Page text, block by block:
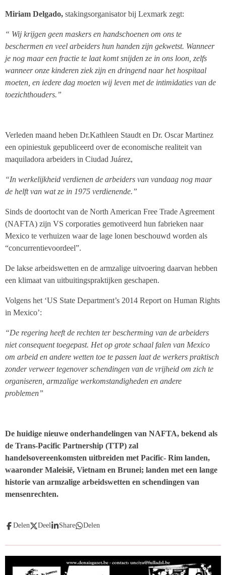
Miriam Delgado, stakingsorganisator bij Lexmark zegt:
“ Wij krijgen geen maskers en handschoenen om ons te
beschermen en veel arbeiders hun handen zijn gekwetst. Wanneer
je nog maar een fractie te laat komt snijden ze in ons loon, zelfs
wanneer onze kinderen ziek zijn en dringend naar het hospitaal
moeten, en iedere dag moeten wij leven met de intimidaties van de
toezichthouders.”
Verleden maand heben Dr.Kathleen Staudt en Dr. Oscar Martinez
een opiniestuk gepubliceerd over de economische realiteit van
maquiladora arbeiders in Ciudad Juárez,
“In werkelijkheid verdienen de arbeiders van vandaag nog maar
de helft van wat ze in 1975 verdienende.”
Sinds de doortocht van de North American Free Trade Agreement
(NAFTA) zijn VS corporaties gemotiveerd hun fabrieken naar
Mexico te verhuizen waar de lage lonen beschouwd worden als
“concurrentievoordeel”.
De lakse arbeidswetten en de armzalige uitvoering daarvan hebben
een klimaat van uitbuitingspraktijken geschapen.
Volgens het ‘US State Department’s 2014 Report on Human Rights
in Mexico’:
“De regering heeft de rechten ter bescherming van de arbeiders
niet consequent toegepast. Het op grote schaal falen van Mexico
om arbeid en andere wetten toe te passen laat de werkers praktisch
zonder verweer tegenover schendingen van de vrijheid om zich te
organiseren, armzalige werkomstandigheden en andere
problemen”
De huidige nieuwe onderhandelingen van NAFTA, bekend als
de Trans-Pacific Partnership (TTP) zal
handelsovereenkomsten uitbreiden met Pacific- Rim landen,
waaronder Maleisië, Vietnam en Brunei; landen met een lange
historie van armzalige arbeidswetten en schendingen van
mensenrechten.
Delen Deel Share Delen